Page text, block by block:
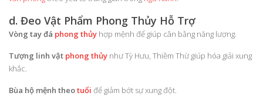
d. Đeo Vật Phẩm Phong Thủy Hỗ Trợ
Vòng tay đá phong thủy hợp mệnh để giúp cân bằng năng lượng.
Tượng linh vật phong thủy như Tỳ Hưu, Thiềm Thừ giúp hóa giải xung
khắc.
Bùa hộ mệnh theotuổi để giảm bớt sự xung đột.